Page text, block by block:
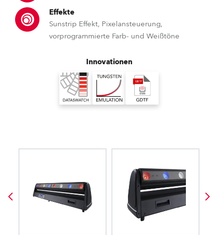
Effekte
Sunstrip Effekt, Pixelansteuerung,
vorprogrammierte Farb- und Weißtöne
Innovationen